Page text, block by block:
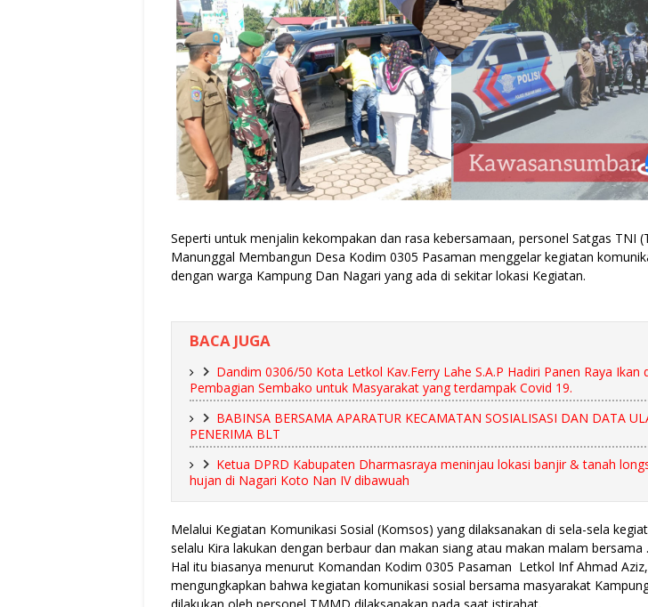
Seperti untuk menjalin kekompakan dan rasa kebersamaan, personel Satgas TNI
Manunggal Membangun Desa Kodim 0305 Pasaman menggelar kegiatan
dengan warga Kampung Dan Nagari yang ada di sekitar lokasi Kegiatan.
BACA JUGA
Dandim 0306/50 Kota Letkol Kav.Ferry Lahe S.A.P Hadiri Panen Raya Ikan
Pembagian Sembako untuk Masyarakat yang terdampak Covid 19.
BABINSA BERSAMA APARATUR KECAMATAN SOSIALISASI DAN DATA
PENERIMA BLT
Ketua DPRD Kabupaten Dharmasraya meninjau lokasi banjir & tanah
hujan di Nagari Koto Nan IV dibawuah
Melalui Kegiatan Komunikasi Sosial (Komsos) yang dilaksanakan di sela-sela
selalu Kira lakukan dengan berbaur dan makan siang atau makan malam bersama .
Hal itu biasanya menurut Komandan Kodim 0305 Pasaman Letkol Inf Ahmad Aziz,
mengungkapkan bahwa kegiatan komunikasi sosial bersama masyarakat